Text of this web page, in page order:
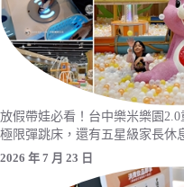
放假帶娃必看！台中樂米樂園
極限彈跳床，還有五星級家長休
2026 年 7 月 23 日